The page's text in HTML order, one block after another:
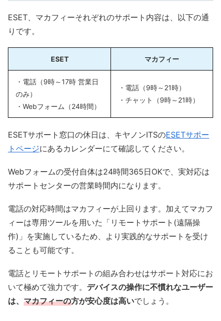
ESET、マカフィーそれぞれのサポート内容は、以下の通
りです。
ESET マカフィー
・電話（9時～17時 営業日
のみ）
・Webフォーム（24時間）
・電話（9時～21時）
・チャット（9時～21時）
ESETサポート窓口の休日は、キヤノンITSのESETサポー
トページにあるカレンダーにて確認してください。
Webフォームの受付自体は24時間365日OKで、実対応は
サポートセンターの営業時間内になります。
電話の対応時間はマカフィーが上回ります。加えてマカフ
ィーは専用ツールを用いた「リモートサポート(遠隔操
作)」を実施しているため、より実践的なサポートを受け
ることも可能です。
電話とリモートサポートの組み合わせはサポート対応にお
いて極めて強力です。 デバイスの操作に不慣れなユーザー
は、 マカフィーの方が安心度は高いでしょう。